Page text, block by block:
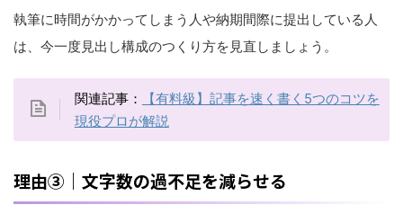
執筆に時間がかかってしまう人や納期間際に提出している人
は、今一度見出し構成のつくり方を見直しましょう。
関連記事：
【有料級】記事を速く書く5つのコツを
現役プロが解説
理由③｜文字数の過不足を減らせる